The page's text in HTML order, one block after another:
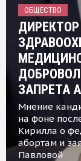
ОБЩЕСТВО
ЗАПРЕТА
Мнение
на фоне
Кирилла о
абортам и
Павловой